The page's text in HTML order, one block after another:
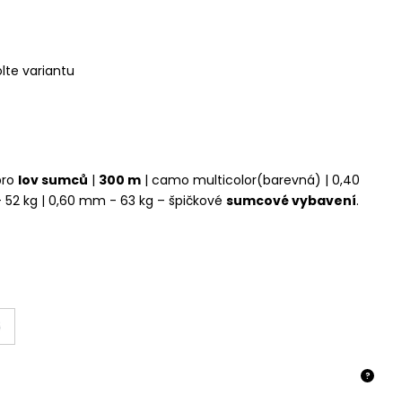
lov sumců | 300 m | camo multicolor(barevná) | 0,40
kg | 0,60 mm - 63 kg – špičkovésumcové vybavení.
?
variantu